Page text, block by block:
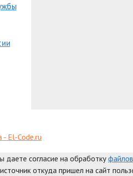
- El-Code.ru
даете согласие на обработку
откуда пришел на сайт